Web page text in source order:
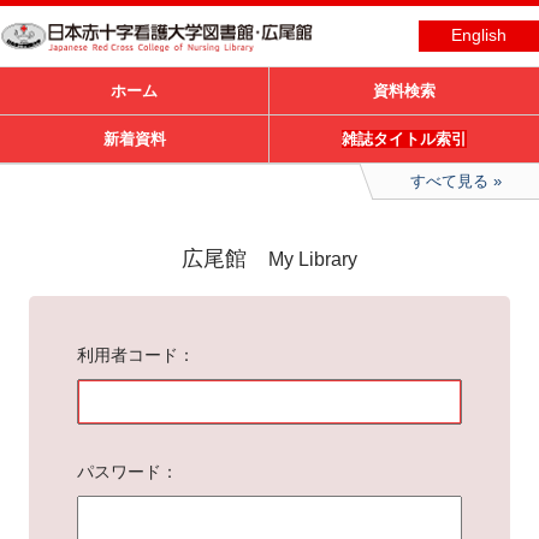
English
ホーム 資料検索
新着資料 雑誌タイトル索引
すべて見る
広尾館 My Library
利用者コード
パスワード